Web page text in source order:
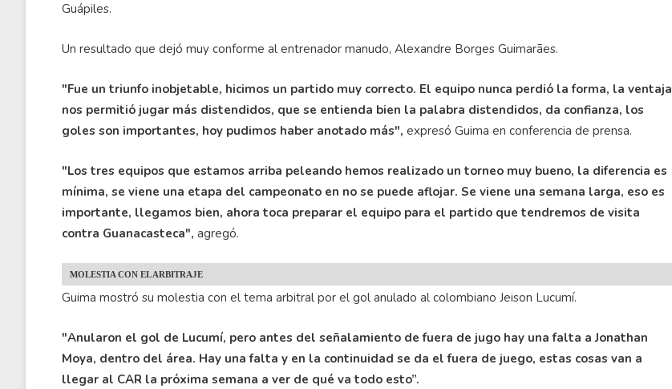
Guápiles.
Un resultado que dejó muy conforme al entrenador manudo, Alexandre Borges Guimarães.
"Fue un triunfo inobjetable, hicimos un partido muy correcto. El equipo nunca perdió la forma, la ventaja
nos permitió jugar más distendidos, que se entienda bien la palabra distendidos, da confianza, los
goles son importantes, hoy pudimos haber anotado más", expresó Guima en conferencia de prensa.
"Los tres equipos que estamos arriba peleando hemos realizado un torneo muy bueno, la diferencia es
mínima, se viene una etapa del campeonato en no se puede aflojar. Se viene una semana larga, eso es
importante, llegamos bien, ahora toca preparar el equipo para el partido que tendremos de visita
contra Guanacasteca", agregó.
MOLESTIA CON EL ARBITRAJE
Guima mostró su molestia con el tema arbitral por el gol anulado al colombiano Jeison Lucumí.
"Anularon el gol de Lucumí, pero antes del señalamiento de fuera de jugo hay una falta a Jonathan
Moya, dentro del área. Hay una falta y en la continuidad se da el fuera de juego, estas cosas van a
llegar al CAR la próxima semana a ver de qué va todo esto”.